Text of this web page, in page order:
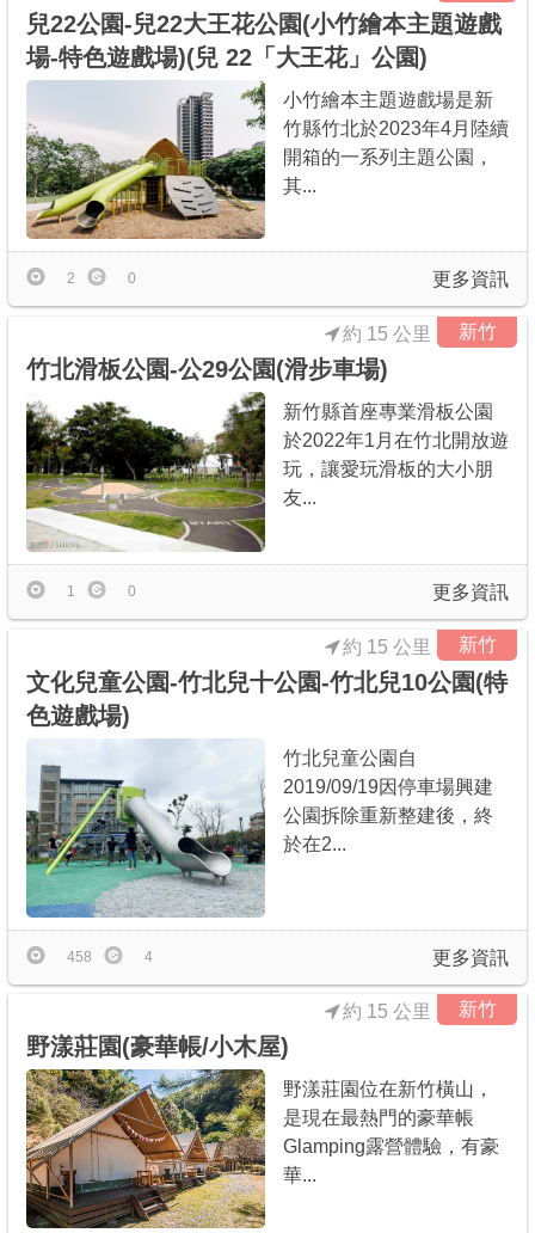
兒22公園-兒22大王花公園(小竹繪本主題遊戲
場-特色遊戲場)(兒 22「大王花」公園)
小竹繪本主題遊戲場是新
竹縣竹北於2023年4月陸續
開箱的一系列主題公園，
其...
更多資訊
2 0
新竹
竹北滑板公園-公29公園(滑步車場)
約 15 公里
新竹縣首座專業滑板公園
於2022年1月在竹北開放遊
玩，讓愛玩滑板的大小朋
友...
更多資訊
1 0
新竹
文化兒童公園-竹北兒十公園-竹北兒10公園(特
色遊戲場)
約 15 公里
竹北兒童公園自
2019/09/19因停車場興建
公園拆除重新整建後，終
於在2...
更多資訊
458 4
新竹
野漾莊園(豪華帳/小木屋)
約 15 公里
野漾莊園位在新竹橫山，
是現在最熱門的豪華帳
Glamping露營體驗，有豪
華...